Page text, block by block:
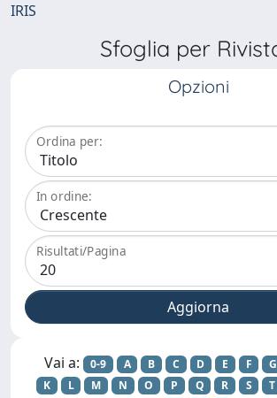
IRIS
Sfoglia per
Opzioni
Ordina per:
In ordine:
Risultati/Pagina
Vai a: 0-9 A B C D E F G
K
L M N O P Q R S T